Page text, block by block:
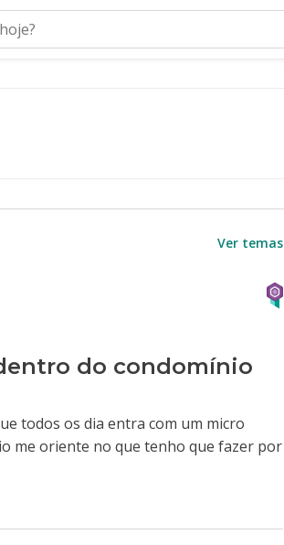
Ver temas
do condomínio
todos os dia entra com um micro
me oriente no que tenho que fazer por